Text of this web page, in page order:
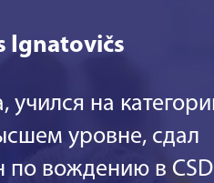
Ignatovičs
учился на
уровне, сдал
по вождению в